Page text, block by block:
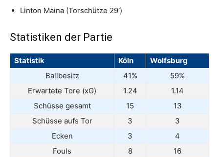
Linton Maina (Torschütze 29′)
Statistiken der Partie
Statistik Köln
Wolfsburg
Ballbesitz
41%
59%
Erwartete Tore (xG)
1.24
1.14
Schüsse gesamt
15
13
Schüsse aufs Tor
3
3
Ecken
3
4
Fouls
8
16